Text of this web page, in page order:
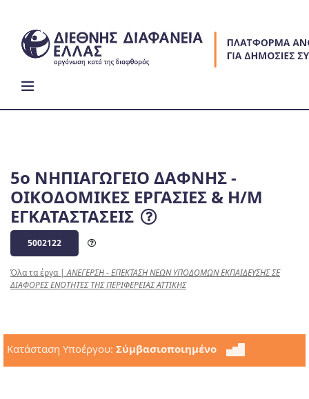
content
5ο ΝΗΠΙΑΓΩΓΕΙΟ ΔΑΦΝΗΣ -
ΟΙΚΟΔΟΜΙΚΕΣ ΕΡΓΑΣΙΕΣ & Η/Μ
ΕΓΚΑΤΑΣΤΑΣΕΙΣ
5002122
Όλα τα έργα|ΑΝΕΓΕΡΣΗ - ΕΠΕΚΤΑΣΗ ΝΕΩΝ ΥΠΟΔΟΜΩΝ ΕΚΠΑΙΔΕΥΣΗΣ ΣΕ
ΔΙΑΦΟΡΕΣ ΕΝΟΤΗΤΕΣ ΤΗΣ ΠΕΡΙΦΕΡΕΙΑΣ ΑΤΤΙΚΗΣ
Κατάσταση Υποέργου: Σύμβασιοποιημένο